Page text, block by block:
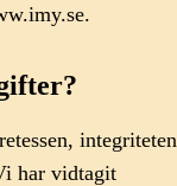
integriteten
har vidtagit